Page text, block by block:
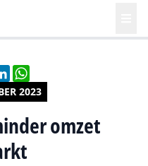
2023
LinkedIn
omzet